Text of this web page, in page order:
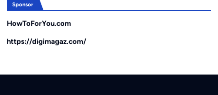
Sponsor
HowToForYou.com
https://digimagaz.com/